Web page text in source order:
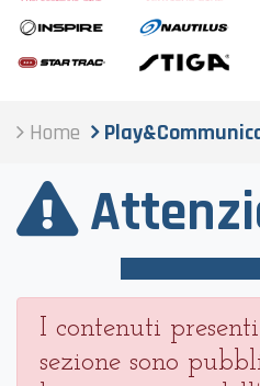
Home
I contenuti
sezione sono